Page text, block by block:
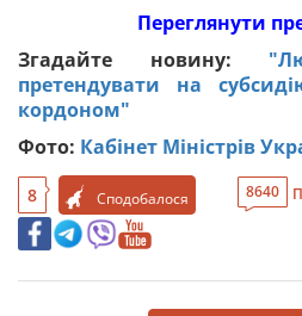
Переглянути
Згадайте новину:
претендувати на
кордоном"
Фото: Кабінет Міністрів
8 Сподобалося 8640